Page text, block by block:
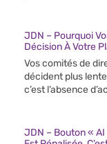
JDN – Pourquoi
Décision À Votre
Vos comités de
décident plus
c’est l’absence
JDN – Bouton « AI